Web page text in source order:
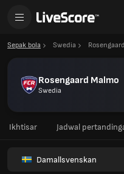
Sepak bola Swedia
Rosengaard Malmo
Swedia
Ikhtisar Jadwal
Damallsvenskan